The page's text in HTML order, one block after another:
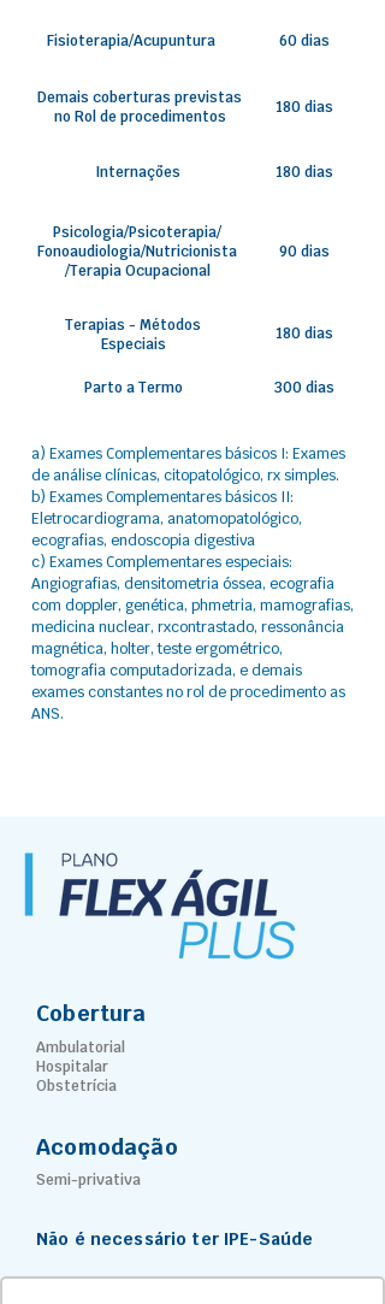
Fisioterapia/Acupuntura 60 dias
Demais coberturas previstas
no Rol de procedimentos
180 dias
Internações 180 dias
Psicologia/Psicoterapia/
Fonoaudiologia/Nutricionista
/Terapia Ocupacional
90 dias
Terapias - Métodos
Especiais
180 dias
Parto a Termo 300 dias
a) Exames Complementares básicos I: Exames
de análise clínicas, citopatológico, rx simples.
b) Exames Complementares básicos II:
Eletrocardiograma, anatomopatológico,
ecografias, endoscopia digestiva
c) Exames Complementares especiais:
Angiografias, densitometria óssea, ecografia
com doppler, genética, phmetria, mamografias,
medicina nuclear, rxcontrastado, ressonância
magnética, holter, teste ergométrico,
tomografia computadorizada, e demais
exames constantes no rol de procedimento as
ANS.
Cobertura
Ambulatorial
Hospitalar
Obstetrícia
Acomodação
Semi-privativa
Não é necessário ter IPE-Saúde